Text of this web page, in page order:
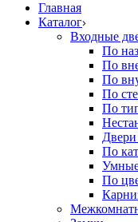
Главная
Каталог
Входные
По
По
По
По
По
Двери
По
Умные
По